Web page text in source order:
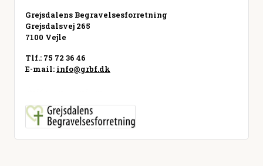
Grejsdalens Begravelsesforretning
Grejsdalsvej 265
7100 Vejle
Tlf.: 75 72 36 46
E-mail: info@grbf.dk